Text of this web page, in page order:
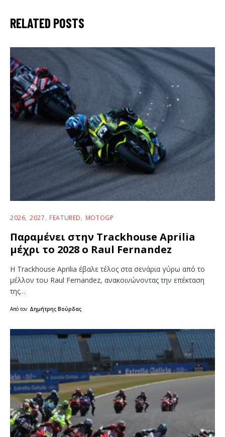
RELATED POSTS
2026 2027 FEATURED MOTOGP
Παραμένει στην Trackhouse Aprilia
μέχρι το 2028 ο Raul Fernandez
Η Trackhouse Aprilia έβαλε τέλος στα σενάρια γύρω από το
μέλλον του Raul Fernandez, ανακοινώνοντας την επέκταση
της…
Από τον Δημήτρης Βούρδας